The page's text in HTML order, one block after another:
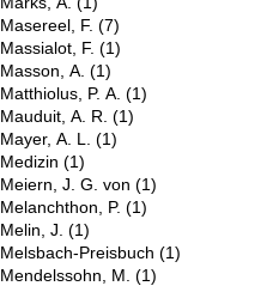
Masereel, F.(7)
Massialot, F.(1)
Masson, A.(1)
Matthiolus, P. A.(1)
Mauduit, A. R.(1)
Mayer, A. L.(1)
Medizin(1)
Meiern, J. G. von(1)
Melanchthon, P.(1)
Melin, J.(1)
Melsbach-Preisbuch(1)
Mendelssohn, M.(1)